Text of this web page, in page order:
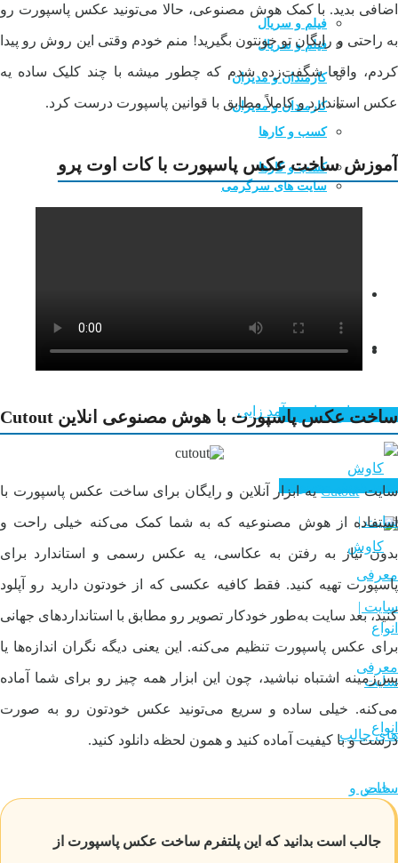
فیلم و سریال
کارمندان و مدیران
کسب و کارها
سایت های تکنولوژی
سایت های درآمد زایی
خرید هوش مصنوعی
فیلم و سریال
کارمندان و مدیران
کسب و کارها
سایت های سرگرمی
سایت های درآمد زایی
خرید هوش مصنوعی
اضافی بدید. با کمک هوش مصنوعی، حالا می‌تونید عکس پاسپورت رو
به راحتی و رایگان تو خونتون بگیرید! منم خودم وقتی این روش رو پیدا
کردم، واقعا شگفت‌زده شدم که چطور میشه با چند کلیک ساده یه
عکس استاندارد و کاملاً مطابق با قوانین پاسپورت درست کرد.
آموزش ساخت عکس پاسپورت با کات اوت پرو
ساخت عکس پاسپورت با هوش مصنوعی انلاین Cutout
سایتCutoutیه ابزار آنلاین و رایگان برای ساخت عکس پاسپورت با
استفاده از هوش مصنوعیه که به شما کمک می‌کنه خیلی راحت و
بدون نیاز به رفتن به عکاسی، یه عکس رسمی و استاندارد برای
پاسپورت تهیه کنید. فقط کافیه عکسی که از خودتون دارید رو آپلود
کنید، بعد سایت به‌طور خودکار تصویر رو مطابق با استانداردهای جهانی
برای عکس پاسپورت تنظیم می‌کنه. این یعنی دیگه نگران اندازه‌ها یا
پس‌زمینه اشتباه نباشید، چون این ابزار همه چیز رو برای شما آماده
می‌کنه. خیلی ساده و سریع می‌تونید عکس خودتون رو به صورت
درست و با کیفیت آماده کنید و همون لحظه دانلود کنید.
جالب است بدانید که این پلتفرم ساخت عکس پاسپورت از